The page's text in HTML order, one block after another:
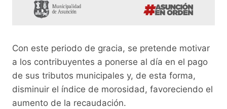
Con este periodo de gracia, se pretende motivar
a los contribuyentes a ponerse al día en el pago
de sus tributos municipales y, de esta forma,
disminuir el índice de morosidad, favoreciendo el
aumento de la recaudación.